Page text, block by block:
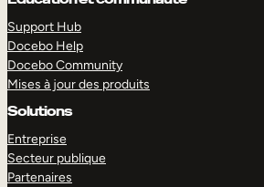
Support Hub
Docebo Help
Docebo Community
Mises à jour des produits
Solutions
Entreprise
Secteur publique
Partenaires